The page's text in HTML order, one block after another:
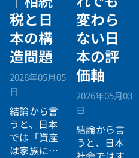
税と日
本の構
造問題
2026年05月05
日
結論から言
うと、日本
では「資産
は家族に引
変わら
ない日
本の評
価軸
2026年05月03
日
結論から言
うと、日本